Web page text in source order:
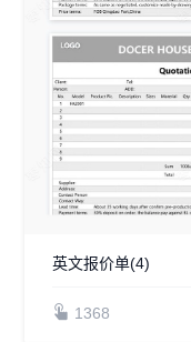
英文报价单(4)
1368